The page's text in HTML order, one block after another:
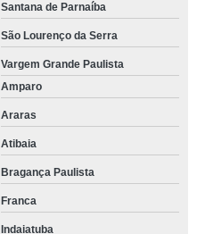
Santana de Parnaíba
São Lourenço da Serra
Vargem Grande Paulista
Amparo
Araras
Atibaia
Bragança Paulista
Franca
Indaiatuba